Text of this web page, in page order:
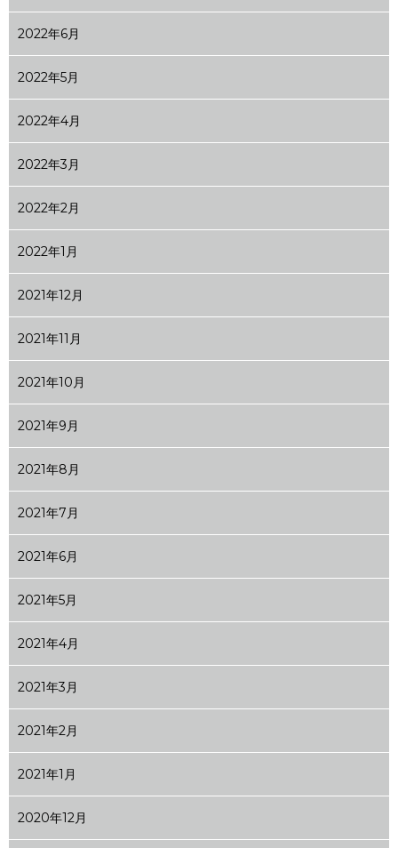
2022年6月
2022年5月
2022年4月
2022年3月
2022年2月
2022年1月
2021年12月
2021年11月
2021年10月
2021年9月
2021年8月
2021年7月
2021年6月
2021年5月
2021年4月
2021年3月
2021年2月
2021年1月
2020年12月